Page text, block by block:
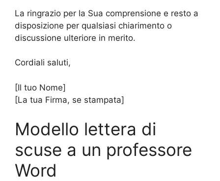
La ringrazio per la Sua comprensione e resto a
disposizione per qualsiasi chiarimento o
discussione ulteriore in merito.
Cordiali saluti,
[Il tuo Nome]
[La tua Firma, se stampata]
Modello lettera di
scuse a un professore
Word